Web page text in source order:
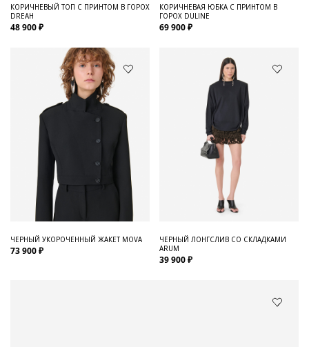
КОРИЧНЕВЫЙ ТОП С ПРИНТОМ В ГОРОХ
DREAH
48 900 ₽
КОРИЧНЕВАЯ ЮБКА С ПРИНТОМ В
ГОРОХ DULINE
69 900 ₽
ЧЕРНЫЙ УКОРОЧЕННЫЙ ЖАКЕТ MOVA
73 900 ₽
ЧЕРНЫЙ ЛОНГСЛИВ СО СКЛАДКАМИ
ARUM
39 900 ₽